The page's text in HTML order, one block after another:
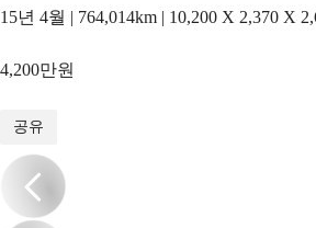
15년 4월 | 764,014km | 10,200 X 2,370 X
4,200만원
공유
/14